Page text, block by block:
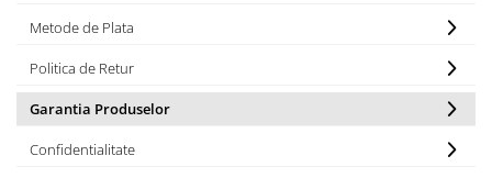
Metode de Plata
Politica de Retur
Garantia Produselor
Confidentialitate